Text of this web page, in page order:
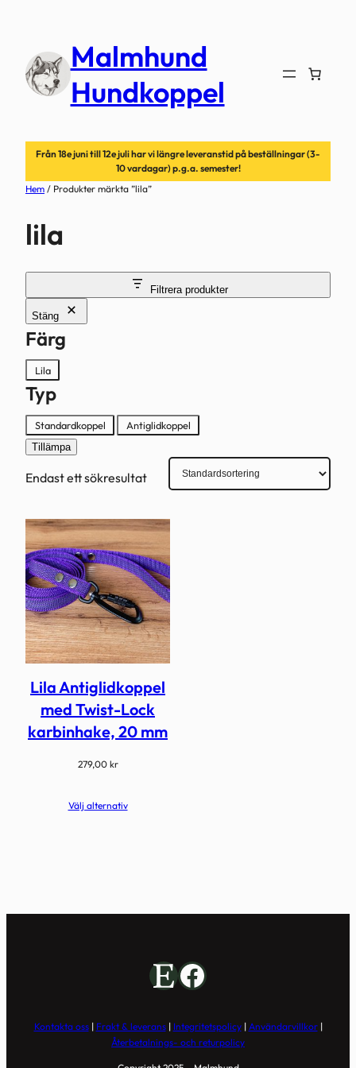
innehåll
Malmhund
Hundkoppel
Från 18e juni till 12e juli har vi längre leveranstid på beställningar (3-
10 vardagar) p.g.a. semester!
Hem / Produkter märkta ”lila”
lila
Filtrera produkter
Stäng
Färg
Färg
Lila
Typ
Typ
Standardkoppel Antiglidkoppel
Tillämpa
Endast ett sökresultat
Lila Antiglidkoppel
med Twist-Lock
karbinhake, 20 mm
279,00 kr
Välj alternativ
EtsyFacebook
Kontakta oss| Frakt & leverans| Integritetspolicy| Användarvillkor|
Återbetalnings- och returpolicy